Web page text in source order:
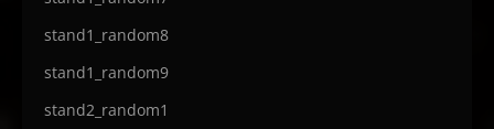
stand1_random8
stand1_random9
stand2_random1